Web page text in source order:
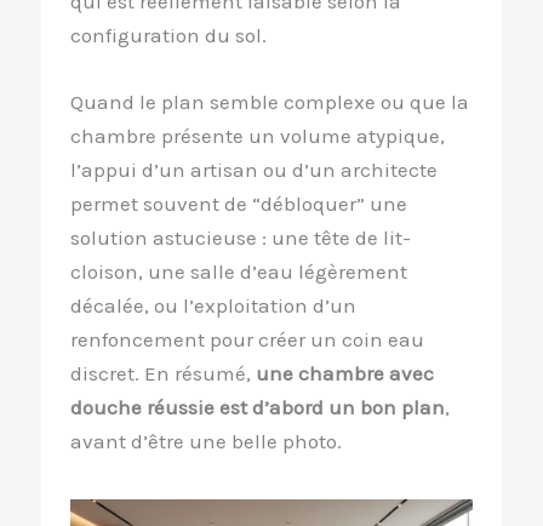
configuration du sol.
Quand le plan semble complexe ou que la
chambre présente un volume atypique,
l’appui d’un artisan ou d’un architecte
permet souvent de “débloquer” une
solution astucieuse : une tête de lit-
cloison, une salle d’eau légèrement
décalée, ou l’exploitation d’un
renfoncement pour créer un coin eau
discret. En résumé, une chambre avec
douche réussie est d’abord un bon plan,
avant d’être une belle photo.